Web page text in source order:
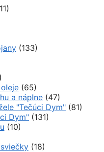
(133)
(65)
a náplne (47)
"Tečúci Dym" (81)
Dym" (131)
(10)
(18)